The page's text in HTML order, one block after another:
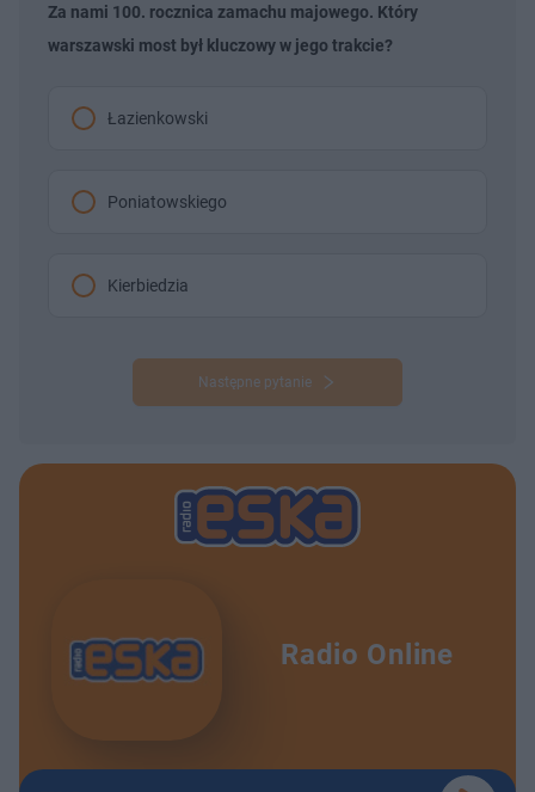
Za nami 100. rocznica zamachu majowego. Który
warszawski most był kluczowy w jego trakcie?
Łazienkowski
Poniatowskiego
Kierbiedzia
Następne pytanie
Radio Online